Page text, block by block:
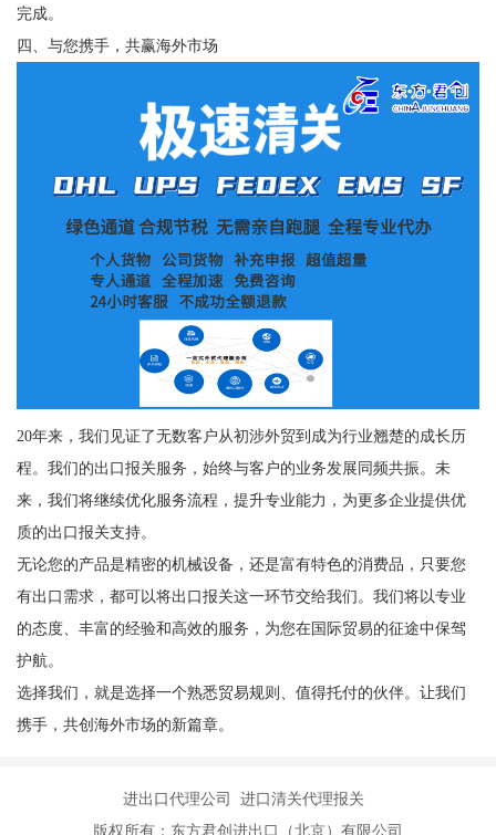
完成。
四、与您携手，共赢海外市场
20年来，我们见证了无数客户从初涉外贸到成为行业翘楚的成长历
程。我们的出口报关服务，始终与客户的业务发展同频共振。未
来，我们将继续优化服务流程，提升专业能力，为更多企业提供优
质的出口报关支持。
无论您的产品是精密的机械设备，还是富有特色的消费品，只要您
有出口需求，都可以将出口报关这一环节交给我们。我们将以专业
的态度、丰富的经验和高效的服务，为您在国际贸易的征途中保驾
护航。
选择我们，就是选择一个熟悉贸易规则、值得托付的伙伴。让我们
携手，共创海外市场的新篇章。
进出口代理公司 进口清关代理报关
版权所有：东方君创进出口（北京）有限公司